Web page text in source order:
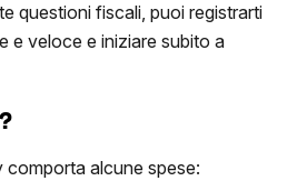
questioni fiscali, puoi registrarti
e veloce e iniziare subito a
comporta alcune spese: